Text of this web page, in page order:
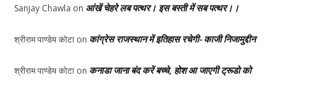
Sanjay Chawla on आंखें चेहरे लब पत्थर। इस बस्ती में सब पत्थर।।
श्रीराम पाण्डेय कोटा on कांग्रेस राजस्थान में इतिहास रचेगी- काजी निजामुद्दीन
श्रीराम पाण्डेय कोटा on कनाडा जाना बंद करें बच्चे, होश आ जाएगी ट्रूडो को